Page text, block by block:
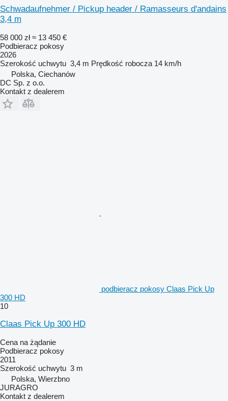
Schwadaufnehmer / Pickup header / Ramasseurs d'andains
3,4 m
58 000 zł ≈ 13 450 €
Podbieracz pokosy
2026
Szerokość uchwytu 3,4 m Prędkość robocza 14 km/h
Polska, Ciechanów
DC Sp. z o.o.
Kontakt z dealerem
podbieracz pokosy Claas Pick Up
300 HD
10
Claas Pick Up 300 HD
Cena na żądanie
Podbieracz pokosy
2011
Szerokość uchwytu 3 m
Polska, Wierzbno
JURAGRO
Kontakt z dealerem